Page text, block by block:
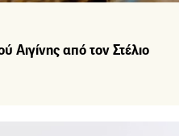
Αιγίνης από τον Στέλιο